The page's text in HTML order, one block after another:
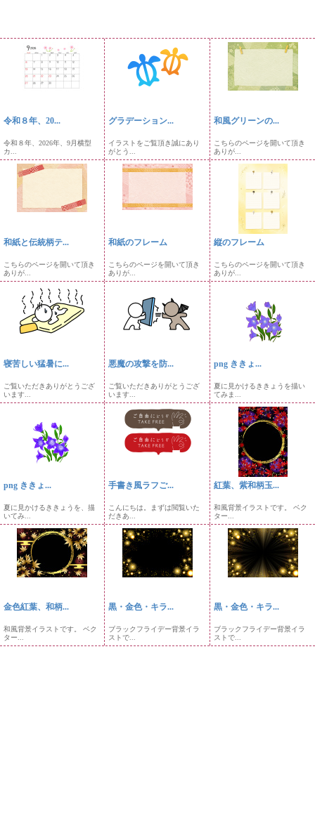
令和８年、20...
令和８年、2026年、9月横型
カ...
グラデーション...
イラストをご覧頂き誠にあり
がとう...
和風グリーンの...
こちらのページを開いて頂き
ありが...
和紙と伝統柄テ...
こちらのページを開いて頂き
ありが...
和紙のフレーム
こちらのページを開いて頂き
ありが...
縦のフレーム
こちらのページを開いて頂き
ありが...
寝苦しい猛暑に...
ご覧いただきありがとうござ
います...
悪魔の攻撃を防...
ご覧いただきありがとうござ
います...
png ききょ...
夏に見かけるききょうを描い
てみま...
png ききょ...
夏に見かけるききょうを、描
いてみ...
手書き風ラフご...
こんにちは。まずは閲覧いた
だきあ...
紅葉、紫和柄玉...
和風背景イラストです。 ベク
ター...
金色紅葉、和柄...
和風背景イラストです。 ベク
ター...
黒・金色・キラ...
ブラックフライデー背景イラ
ストで...
黒・金色・キラ...
ブラックフライデー背景イラ
ストで...